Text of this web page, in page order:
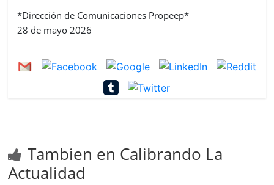
*Dirección de Comunicaciones Propeep*
28 de mayo 2026
Tambien en Calibrando La
Actualidad